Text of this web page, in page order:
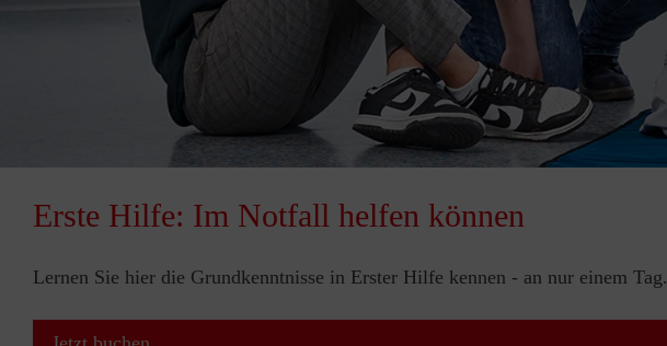
Erste Hilfe: Im Notfall helfen können
Lernen Sie hier die Grundkenntnisse in Erster Hilfe kennen - an nur einem Tag.